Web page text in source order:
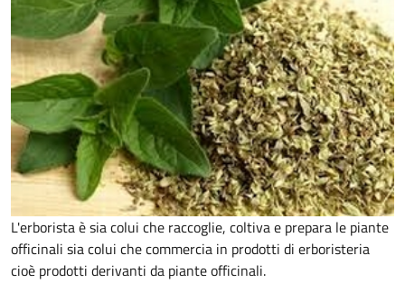
L'erborista è sia colui che raccoglie, coltiva e prepara le piante
officinali sia colui che commercia in prodotti di erboristeria
cioè prodotti derivanti da piante officinali.